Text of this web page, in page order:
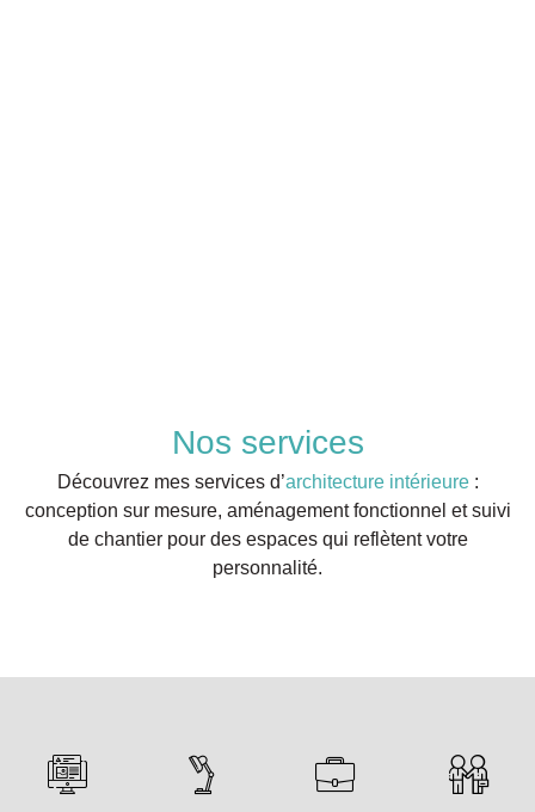
Nos services
Découvrez mes services d’architecture intérieure:
conception sur mesure, aménagement fonctionnel et suivi
de chantier pour des espaces qui reflètent votre
personnalité.